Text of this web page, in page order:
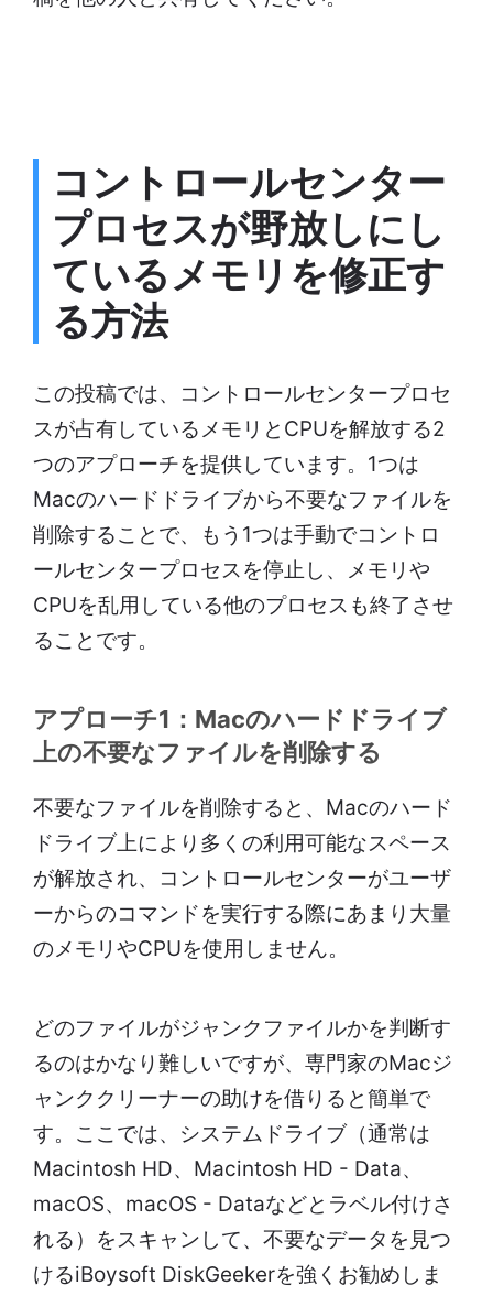
コントロールセンター
プロセスが野放しにし
ているメモリを修正す
る方法
この投稿では、コントロールセンタープロセ
スが占有しているメモリとCPUを解放する2
つのアプローチを提供しています。1つは
Macのハードドライブから不要なファイルを
削除することで、もう1つは手動でコントロ
ールセンタープロセスを停止し、メモリや
CPUを乱用している他のプロセスも終了させ
ることです。
アプローチ1：Macのハードドライブ
上の不要なファイルを削除する
不要なファイルを削除すると、Macのハード
ドライブ上により多くの利用可能なスペース
が解放され、コントロールセンターがユーザ
ーからのコマンドを実行する際にあまり大量
のメモリやCPUを使用しません。
どのファイルがジャンクファイルかを判断す
るのはかなり難しいですが、専門家のMacジ
ャンククリーナーの助けを借りると簡単で
す。ここでは、システムドライブ（通常は
Macintosh HD、Macintosh HD - Data、
macOS、macOS - Dataなどとラベル付けさ
れる）をスキャンして、不要なデータを見つ
けるiBoysoft DiskGeekerを強くお勧めしま